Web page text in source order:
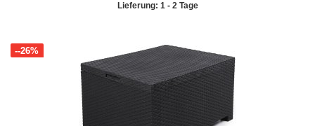
Lieferung: 1 - 2 Tage
--26%